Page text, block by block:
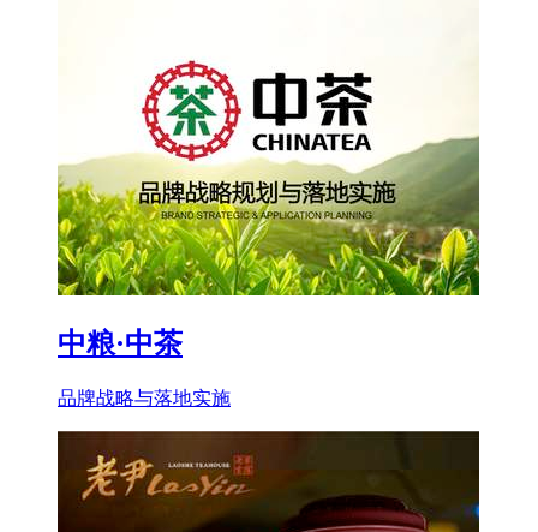
中粮·中茶
品牌战略与落地实施